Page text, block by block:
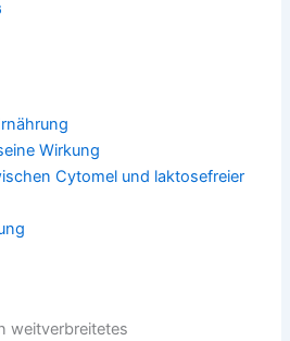
Wirkung
Cytomel und laktosefreier
weitverbreitetes